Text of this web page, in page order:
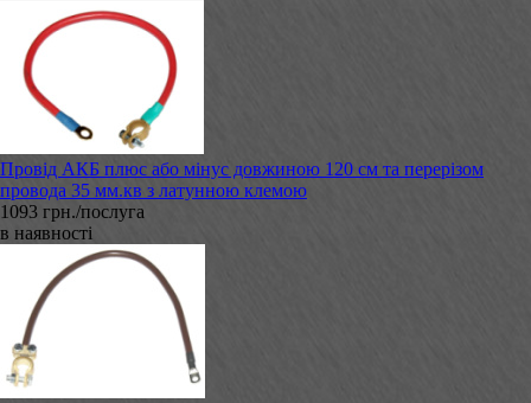
Провід АКБ плюс або мінус довжиною 120 см та перерізом
провода 35 мм.кв з латунною клемою
1093 грн./послуга
в наявності